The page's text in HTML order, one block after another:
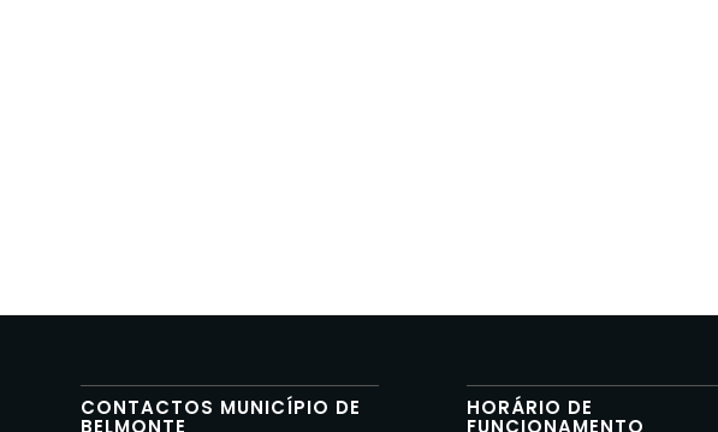
CONTACTOS MUNICÍPIO DE
BELMONTE
HORÁRIO DE
FUNCIONAMENTO